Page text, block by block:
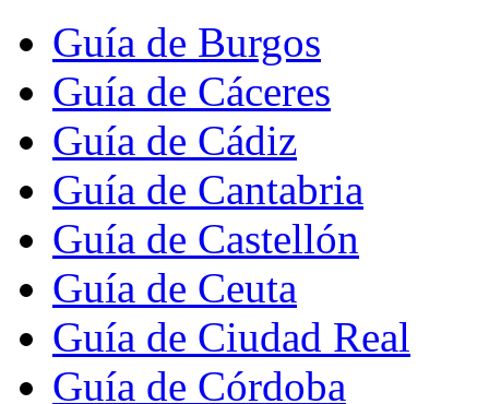
Guía de Burgos
Guía de Cáceres
Guía de Cádiz
Guía de Cantabria
Guía de Castellón
Guía de Ceuta
Guía de Ciudad Real
Guía de Córdoba